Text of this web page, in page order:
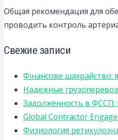
Общая рекомендация для
проводить контроль
Свежие записи
Фінансове шахрайство:
Надежные
Задолженность в ФССП:
Global Contractor
Физиология